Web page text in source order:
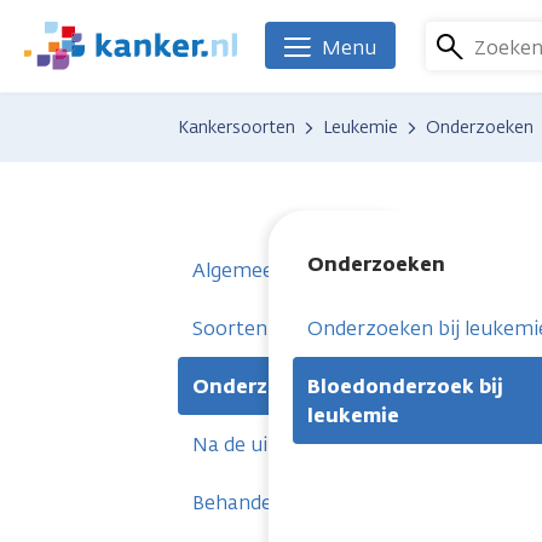
naar
We
zijn
Zoeken
Menu
Kankersoorten Leukemie Onderzoeken
Algemeen
Soorten leukemie
Onderzoeken
Onderzoeken
Onderzoeken bij
Bloedonderzoek bij
leukemie
Na de uitslag
Behandelingen